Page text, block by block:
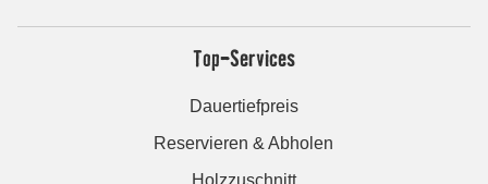
Top-Services
Dauertiefpreis
Reservieren & Abholen
Holzzuschnitt